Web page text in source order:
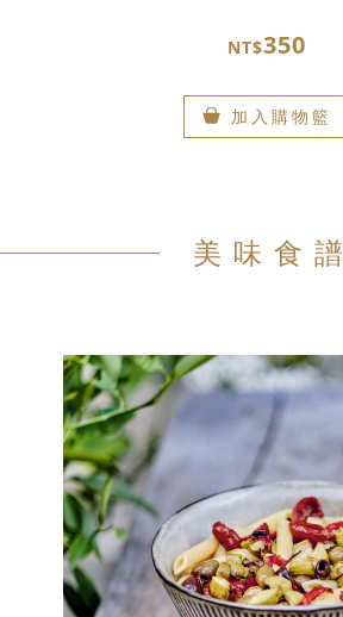
NT$350
加入購物籃
美味食譜